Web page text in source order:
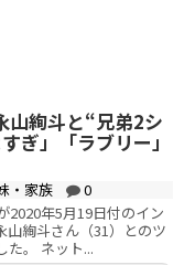
山絢斗と“兄弟2シ
ぎ」「ラブリー」
・家族
0
2020年5月19日付のイン
山絢斗さん（31）とのツ
た。 ネット...